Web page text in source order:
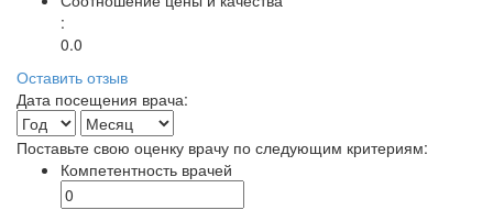
:
0.0
Оставить отзыв
Дата посещения врача:
Поставьте свою оценку врачу по следующим критериям:
Компетентность врачей